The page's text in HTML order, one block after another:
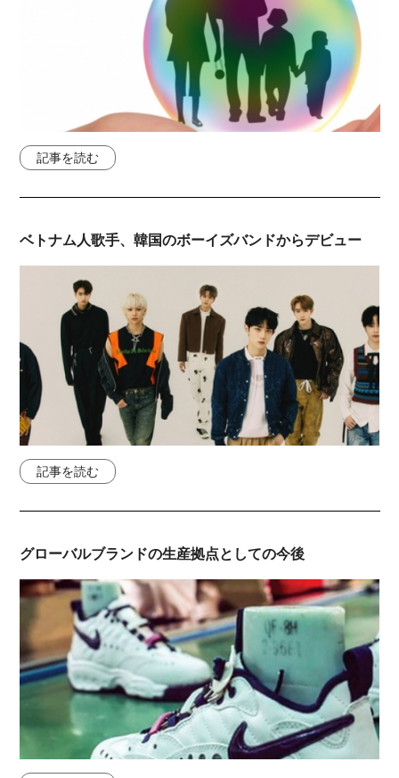
記事を読む
ベトナム人歌手、韓国のボーイズバンドからデビュー
記事を読む
グローバルブランドの生産拠点としての今後